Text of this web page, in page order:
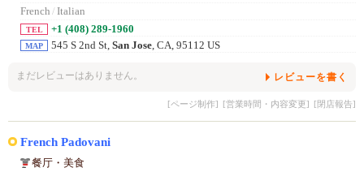
French / Italian
TEL +1 (408) 289-1960
MAP 545 S 2nd St, San Jose, CA, 95112 US
まだレビューはありません。 レビューを書く
[ページ制作] [営業時間・内容変更] [閉店報告]
French Padovani
餐厅・美食